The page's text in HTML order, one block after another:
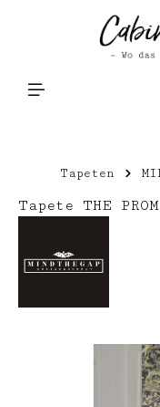
Zum Hauptinhalt
Tapeten
Tapete THE
Bildergalerie